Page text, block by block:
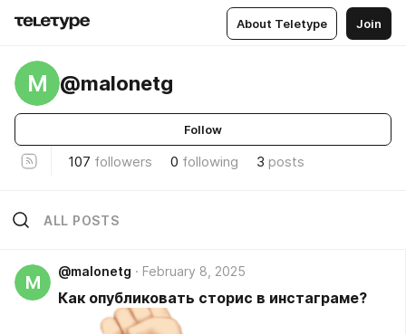
About Teletype Join
M @malonetg
Follow
107 followers 0 following 3 posts
ALL POSTS
M
@malonetg February 8, 2025
Как опубликовать сторис в инстаграме?